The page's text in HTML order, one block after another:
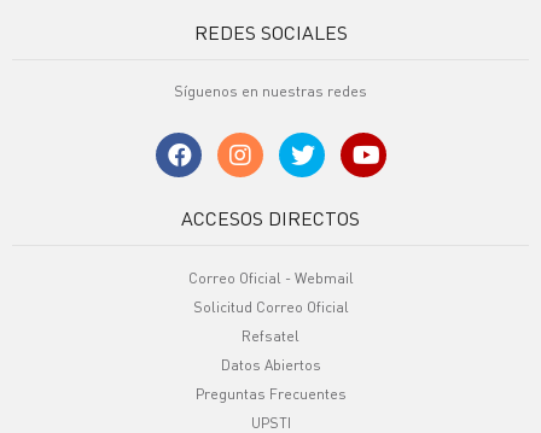
REDES SOCIALES
Síguenos en nuestras redes
ACCESOS DIRECTOS
Correo Oficial - Webmail
Solicitud Correo Oficial
Refsatel
Datos Abiertos
Preguntas Frecuentes
UPSTI